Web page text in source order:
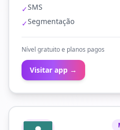
✓SMS
✓Segmentação
Nível gratuito e planos pagos
Visitar app →